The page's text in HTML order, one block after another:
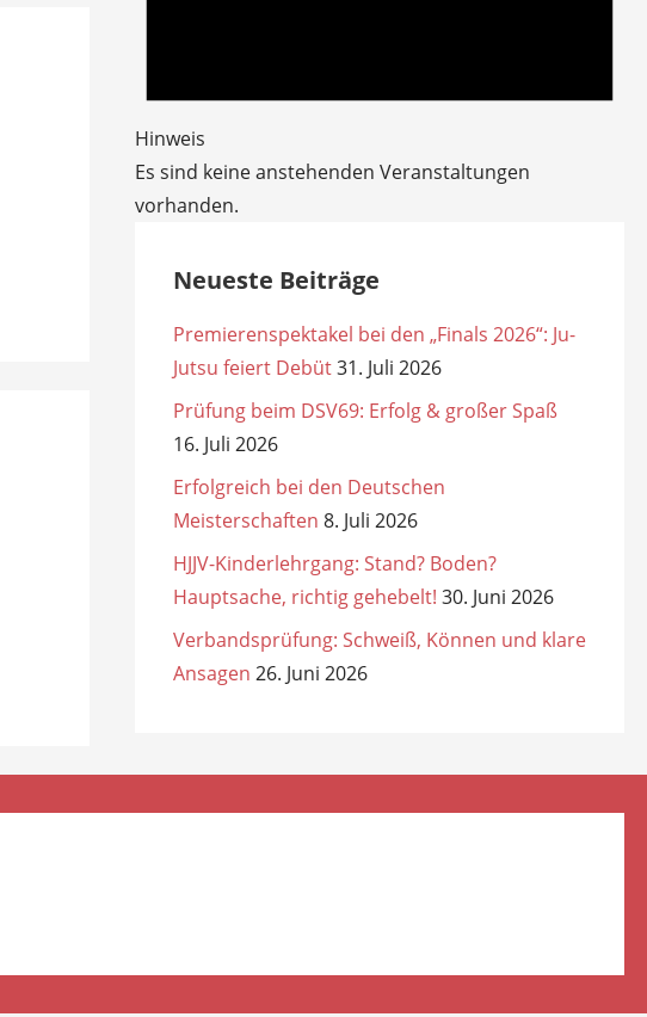
Hinweis
Es sind keine anstehenden Veranstaltungen
vorhanden.
Neueste Beiträge
Premierenspektakel bei den „Finals 2026“: Ju-
Jutsu feiert Debüt31. Juli 2026
Prüfung beim DSV69: Erfolg & großer Spaß
16. Juli 2026
Erfolgreich bei den Deutschen
Meisterschaften 8. Juli 2026
HJJV-Kinderlehrgang: Stand? Boden?
Hauptsache, richtig gehebelt! 30. Juni 2026
Verbandsprüfung: Schweiß, Können und klare
Ansagen 26. Juni 2026